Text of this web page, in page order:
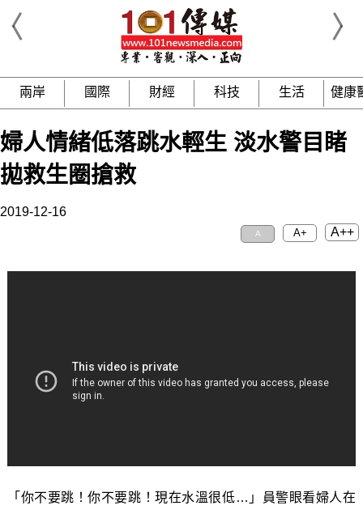
兩岸 國際 財經 科技 生活 健康
婦人情緒低落跳水輕生 淡水警目睹
拋救生圈搶救
2019-12-16
A A+ A++
「你不要跳！你不要跳！現在水溫很低…」員警眼看婦人在